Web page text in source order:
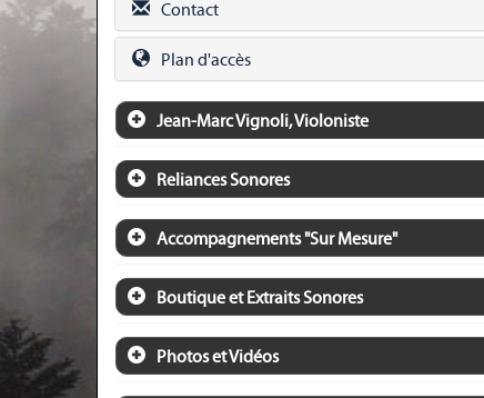
Contact
Plan d'accès
Jean-Marc Vignoli, Violoniste
Reliances Sonores
Accompagnements "Sur Mesure"
Boutique et Extraits Sonores
Photos et Vidéos